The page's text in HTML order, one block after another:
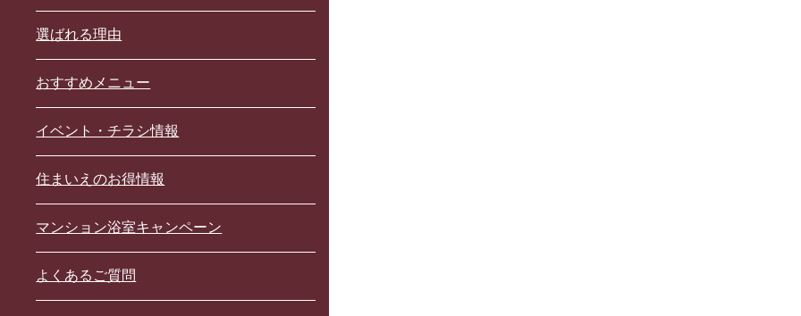
選ばれる理由
おすすめメニュー
イベント・チラシ情報
住まいえのお得情報
マンション浴室キャンペーン
よくあるご質問